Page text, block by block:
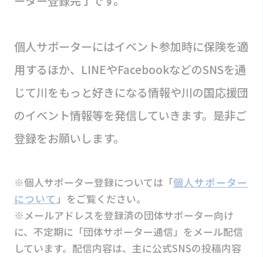
個人サポーターにはイベント参加時に保険を適
用するほか、LINEやFacebookなどのSNSを通
じて川をもっと好きになる情報や川の国応援団
のイベント情報等を発信していきます。是非ご
登録をお願いします。
※個人サポーター登録については「個人サポーター
について」をご覧ください。
※メールアドレスを登録済の団体サポーター向け
に、不定期に「団体サポーター通信」をメール配信
しています。配信内容は、主に公式SNSの投稿内容